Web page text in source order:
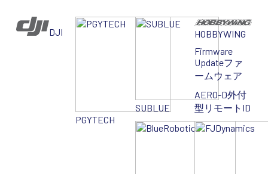
DJI
PGYTECH
SUBLUE
HOBBYWING
Firmware
Updateファ
ームウェア
AERO-D外付
型リモートID